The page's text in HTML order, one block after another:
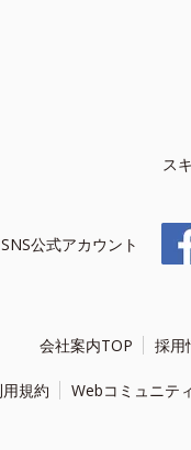
ス
公式アカウント
会社案内TOP 採用
規約 Webコミュニテ